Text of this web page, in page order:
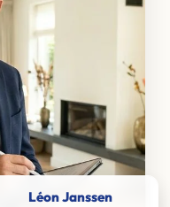
Léon Janssen